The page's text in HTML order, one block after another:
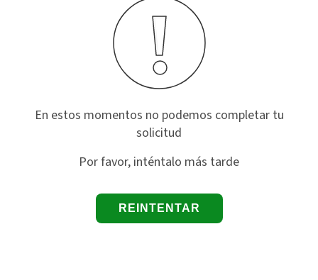
En estos momentos no podemos completar tu
solicitud
Por favor, inténtalo más tarde
REINTENTAR